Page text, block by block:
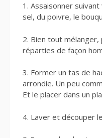
1. Assaisonner
sel, du poivre, le
2. Bien tout
réparties de façon
3. Former un tas de
arrondie. Un peu
Et le placer dans un
4. Laver et découper